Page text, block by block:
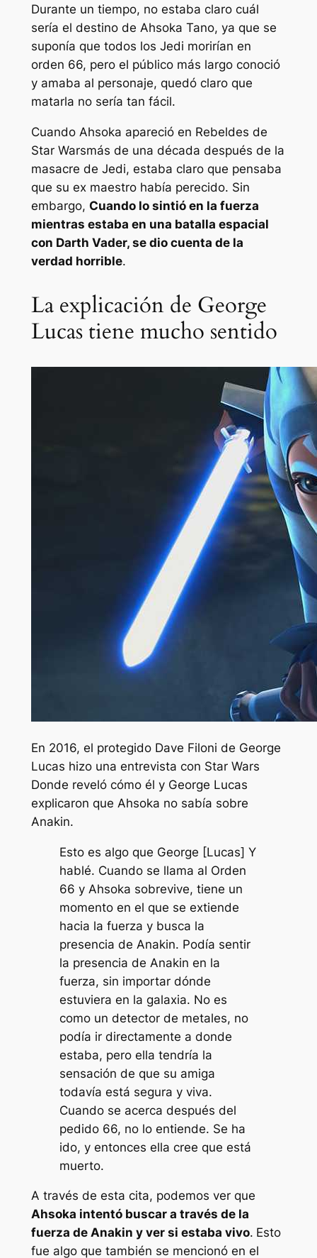
Durante un tiempo, no estaba claro cuál
sería el destino de Ahsoka Tano, ya que se
suponía que todos los Jedi morirían en
orden 66, pero el público más largo conoció
y amaba al personaje, quedó claro que
matarla no sería tan fácil.
Cuando Ahsoka apareció en Rebeldes de
Star Warsmás de una década después de la
masacre de Jedi, estaba claro que pensaba
que su ex maestro había perecido. Sin
embargo, Cuando lo sintió en la fuerza
mientras estaba en una batalla espacial
con Darth Vader, se dio cuenta de la
verdad horrible.
La explicación de George
Lucas tiene mucho sentido
En 2016, el protegido Dave Filoni de George
Lucas hizo una entrevista con Star Wars
Donde reveló cómo él y George Lucas
explicaron que Ahsoka no sabía sobre
Anakin.
Esto es algo que George [Lucas] Y
hablé. Cuando se llama al Orden
66 y Ahsoka sobrevive, tiene un
momento en el que se extiende
hacia la fuerza y busca la
presencia de Anakin. Podía sentir
la presencia de Anakin en la
fuerza, sin importar dónde
estuviera en la galaxia. No es
como un detector de metales, no
podía ir directamente a donde
estaba, pero ella tendría la
sensación de que su amiga
todavía está segura y viva.
Cuando se acerca después del
pedido 66, no lo entiende. Se ha
ido, y entonces ella cree que está
muerto.
A través de esta cita, podemos ver que
Ahsoka intentó buscar a través de la
fuerza de Anakin y ver si estaba vivo. Esto
fue algo que también se mencionó en el